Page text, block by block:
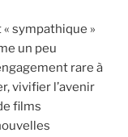
sympathique »
un peu
rare à
vivifier l’avenir
films